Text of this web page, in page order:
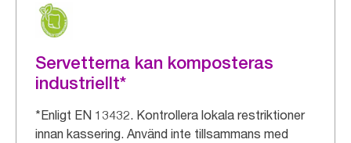
Servetterna kan komposteras
industriellt*
*Enligt EN 13432. Kontrollera lokala restriktioner
innan kassering. Använd inte tillsammans med